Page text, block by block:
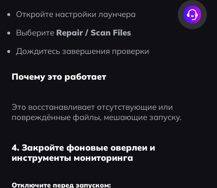
Откройте настройки лаунчера
Выберите Repair / Scan Files
Дождитесь завершения проверки
Почему это работает
Это восстанавливает отсутствующие или
повреждённые файлы, мешающие запуску.
4. Закройте фоновые оверлеи и
инструменты мониторинга
Отключите перед запуском: